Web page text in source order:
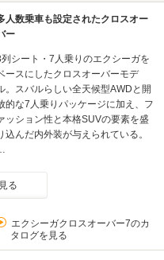
人数乗車も設定されたクロスオー
ー
シート・7人乗りのエクシーガを
ースにしたクロスオーバーモデ
。スバルらしい全天候型AWDと開
的な7人乗りパッケージに加え、フ
ッション性と本格SUVの要素を盛
込んだ内外装が与えられている。
る
エクシーガクロスオーバー7のカ
タログを見る